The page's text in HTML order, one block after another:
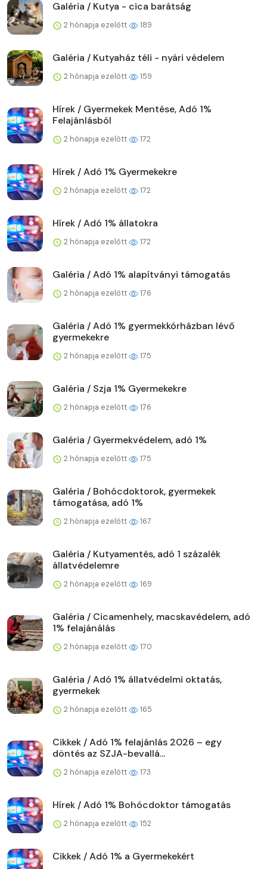
Galéria / Kutya - cica barátság
2 hónapja ezelőtt 189
Galéria / Kutyaház téli - nyári védelem
2 hónapja ezelőtt 159
Hírek / Gyermekek Mentése, Adó 1%
Felajánlásból
2 hónapja ezelőtt 172
Hírek / Adó 1% Gyermekekre
2 hónapja ezelőtt 172
Hírek / Adó 1% állatokra
2 hónapja ezelőtt 172
Galéria / Adó 1% alapítványi támogatás
2 hónapja ezelőtt 176
Galéria / Adó 1% gyermekkórházban lévő
gyermekekre
2 hónapja ezelőtt 175
Galéria / Szja 1% Gyermekekre
2 hónapja ezelőtt 176
Galéria / Gyermekvédelem, adó 1%
2 hónapja ezelőtt 175
Galéria / Bohócdoktorok, gyermekek
támogatása, adó 1%
2 hónapja ezelőtt 167
Galéria / Kutyamentés, adó 1 százalék
állatvédelemre
2 hónapja ezelőtt 169
Galéria / Cicamenhely, macskavédelem, adó
1% felajánálás
2 hónapja ezelőtt 170
Galéria / Adó 1% állatvédelmi oktatás,
gyermekek
2 hónapja ezelőtt 165
Cikkek / Adó 1% felajánlás 2026 – egy
döntés az SZJA-bevallá...
2 hónapja ezelőtt 173
Hírek / Adó 1% Bohócdoktor támogatás
2 hónapja ezelőtt 152
Cikkek / Adó 1% a Gyermekekért